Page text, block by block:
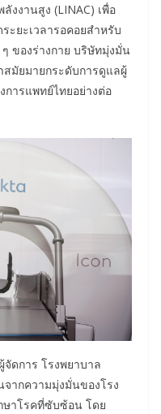
งงานสูง (LINAC) เพื่อ
ะยะเวลารอคอยสำหรับ
ของร่างกาย บริษัทมุ่งมั่น
มัยมายกระดับการดูแลผู้
ารแพทย์ไทยอย่างต่อ
ดการ โรงพยาบาล
จากความมุ่งมั่นของโรง
ษาโรคที่ซับซ้อน โดย